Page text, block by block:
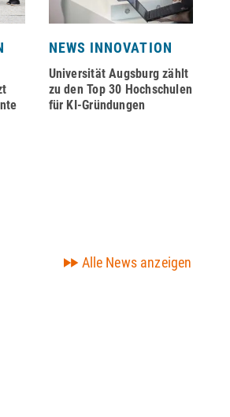
NEWS INNOVATION
Universität Augsburg zählt
zu den Top 30 Hochschulen
für KI-Gründungen
Alle News anzeigen